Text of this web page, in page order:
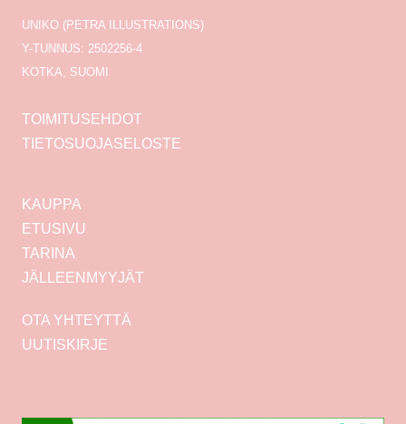
UNIKO (PETRA ILLUSTRATIONS)
Y-TUNNUS: 2502256-4
KOTKA, SUOMI
TOIMITUSEHDOT
TIETOSUOJASELOSTE
KAUPPA
ETUSIVU
TARINA
JÄLLEENMYYJÄT
OTA YHTEYTTÄ
UUTISKIRJE